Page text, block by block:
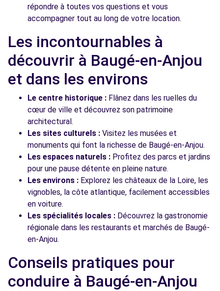
répondre à toutes vos questions et vous
accompagner tout au long de votre location.
Les incontournables à
découvrir à Baugé-en-Anjou
et dans les environs
Le centre historique : Flânez dans les ruelles du
cœur de ville et découvrez son patrimoine
architectural.
Les sites culturels : Visitez les musées et
monuments qui font la richesse de Baugé-en-Anjou.
Les espaces naturels : Profitez des parcs et jardins
pour une pause détente en pleine nature.
Les environs : Explorez les châteaux de la Loire, les
vignobles, la côte atlantique, facilement accessibles
en voiture.
Les spécialités locales : Découvrez la gastronomie
régionale dans les restaurants et marchés de Baugé-
en-Anjou.
Conseils pratiques pour
conduire à Baugé-en-Anjou